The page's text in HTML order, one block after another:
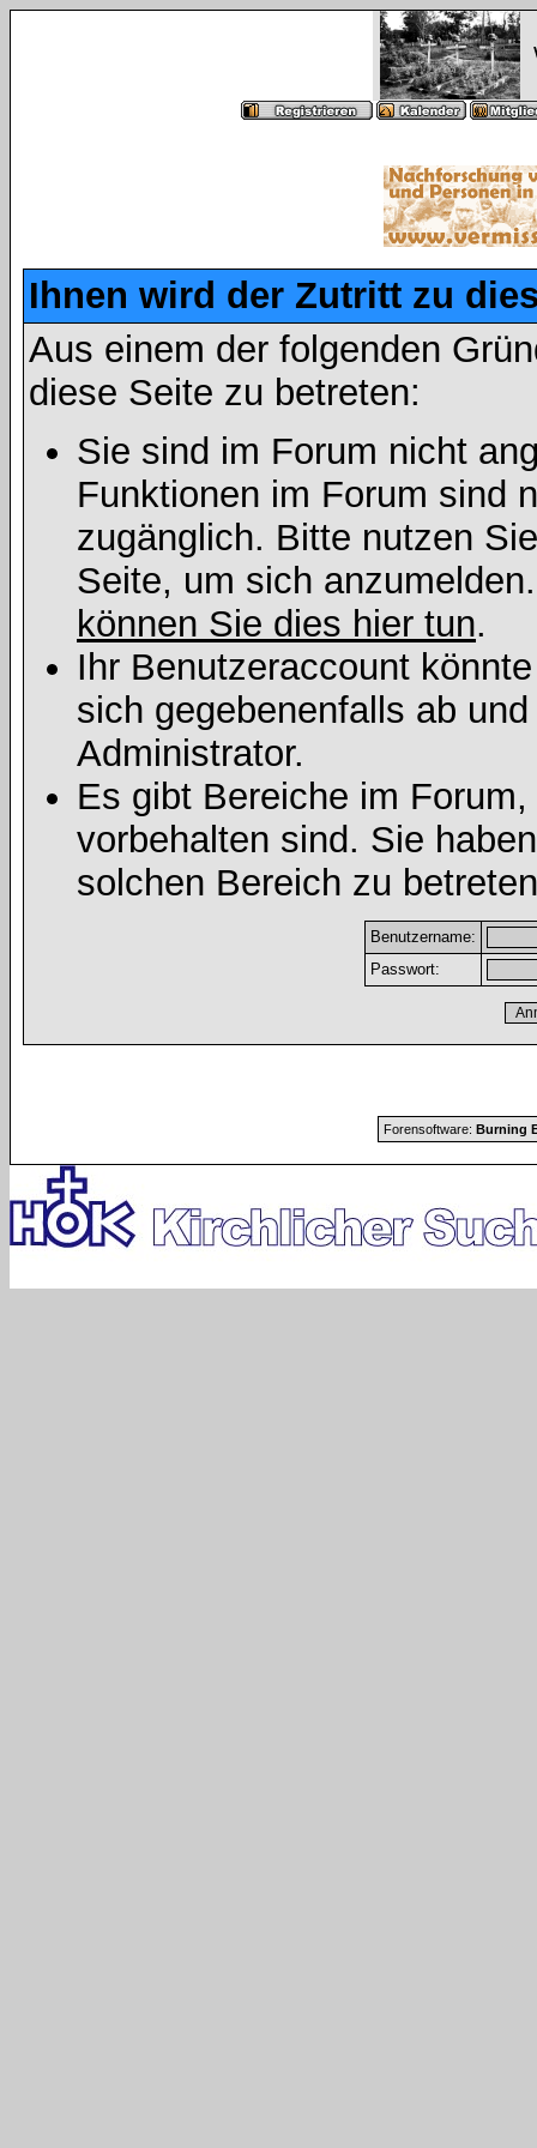
Ihnen wird der Zutritt zu
Aus einem der folgenden
diese Seite zu betreten:
Sie sind im Forum nicht
Funktionen im Forum sind
zugänglich. Bitte nutzen
Seite, um sich
können Sie dies hier tun.
Ihr Benutzeraccount
sich gegebenenfalls ab
Administrator.
Es gibt Bereiche im
vorbehalten sind. Sie
solchen Bereich zu
Benutzername:
Passwort:
Forensoftware: Burning